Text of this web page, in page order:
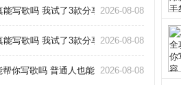
能写歌吗 我试了3款分享心得_2026-08-08
能写歌吗 我试了3款分享心得_2026-08-08
你写歌吗 普通人也能做的3个神器_
2026-08-08